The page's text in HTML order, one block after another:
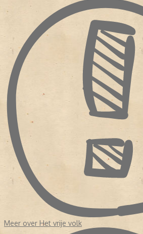
Meer over Het vrije volk